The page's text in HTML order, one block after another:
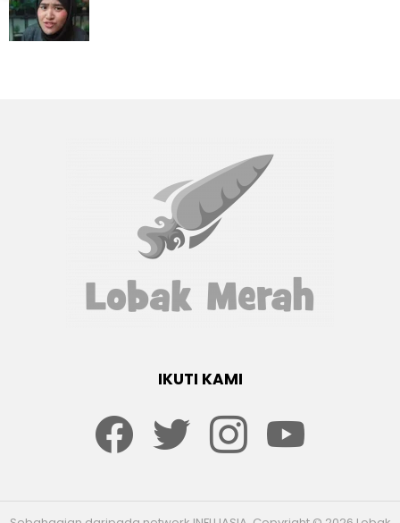
IKUTI KAMI